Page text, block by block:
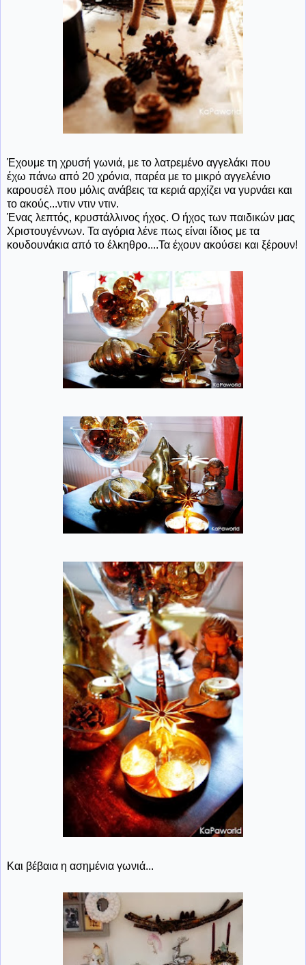
Έχουμε τη χρυσή γωνιά, με το λατρεμένο αγγελάκι που
έχω πάνω από 20 χρόνια, παρέα με το μικρό αγγελένιο
καρουσέλ που μόλις ανάβεις τα κεριά αρχίζει να γυρνάει και
το ακούς...ντιν ντιν ντιν.
Ένας λεπτός, κρυστάλλινος ήχος. Ο ήχος των παιδικών μας
Χριστουγέννων. Τα αγόρια λένε πως είναι ίδιος με τα
κουδουνάκια από το έλκηθρο....Τα έχουν ακούσει και ξέρουν!
Και βέβαια η ασημένια γωνιά...